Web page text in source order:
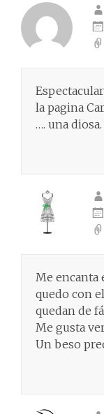
la pagina
…. una
Me encanta
quedo con
quedan de
Me gusta
Un beso